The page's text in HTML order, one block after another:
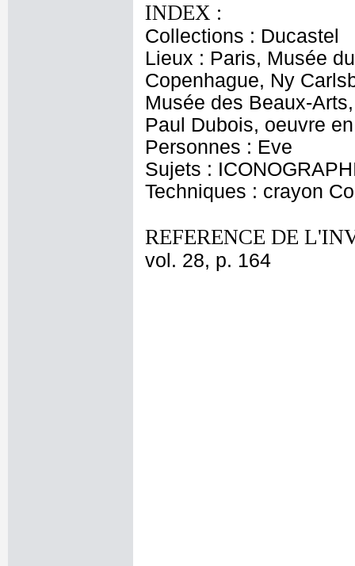
INDEX :
Collections : Ducastel
Lieux : Paris, Musée
Copenhague, Ny
Musée des Beaux-
Paul Dubois, oeuvre
Personnes : Eve
Sujets :
Techniques : crayon
REFERENCE DE
vol. 28, p. 164